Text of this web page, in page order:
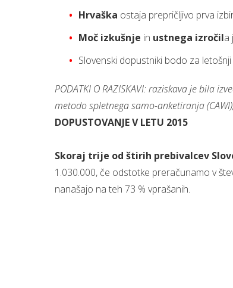
Hrvaška ostaja prepričljivo prva
Moč izkušnje in ustnega izročila
Slovenski dopustniki bodo za
PODATKI O RAZISKAVI: raziskava je bila
metodo spletnega samo-anketiranja
DOPUSTOVANJE V LETU 2015
Skoraj trije od štirih prebivalcev
1.030.000, če odstotke preračunamo v
nanašajo na teh 73 % vprašanih.